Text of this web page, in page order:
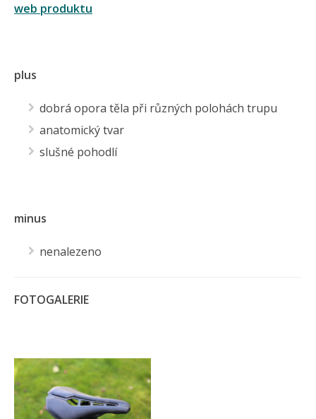
web produktu
plus
dobrá opora těla při různých polohách trupu
anatomický tvar
slušné pohodlí
minus
nenalezeno
FOTOGALERIE